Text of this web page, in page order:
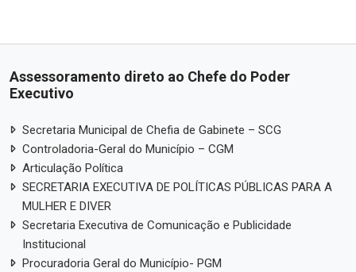
Assessoramento direto ao Chefe do Poder
Executivo
Secretaria Municipal de Chefia de Gabinete – SCG
Controladoria-Geral do Município – CGM
Articulação Política
SECRETARIA EXECUTIVA DE POLÍTICAS PÚBLICAS PARA A
MULHER E DIVER
Secretaria Executiva de Comunicação e Publicidade
Institucional
Procuradoria Geral do Município- PGM